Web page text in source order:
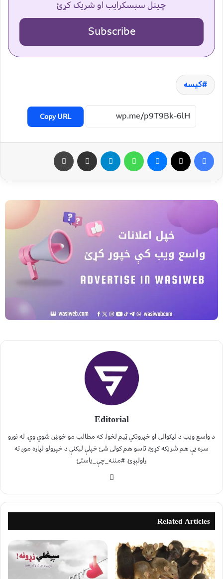
چینل سبسکرایب او شریک کړئ
Subscribe
کیسه
Copy URL
Editorial
د واسع ویب د لیکوالۍ او خپرونکي ټیم لخوا. که مطالب مو خوښ شوي وي، له نورو
سره یې هم شریکه کړئ. تاسو هم کولی شئ خپلې لیکنې د خپرولو لپاره موږ ته
راولېږئ. #مننه_چې_یاستئ
Related Articles